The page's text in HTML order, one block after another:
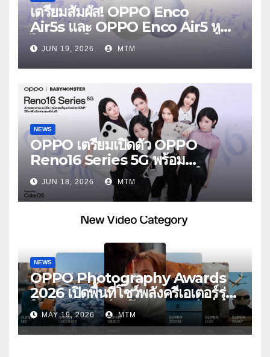
เตรียมสัมผัส! OPPO Enco
Air5s และ OPPO Enco Air5 หูฟัง
ไร้สายรุ่นใหม่ล่าสุด มาพร้อมระบบ
ตัดเสียงรบกวน เบาสบายเหมือนไม่ได้
ใส่
JUN 19, 2026 MTM
NEWS
OPPO เตรียมเปิดตัว OPPO
Reno16 Series 5G พร้อม
ประกาศ BABYMONSTER ใน
ฐานะ Reno Girls ชวนสัมผัส
ประสบการณ์ถ่ายภาพมุมกว้างพิเศษที่
อัปเกรดไปอีกขั้น กับ 4 สี 4 เทรนดี้
JUN 18, 2026 MTM
NEWS
OPPO Photography Awards
2026 เปิดพื้นที่โชว์พลังครีเอเตอร์รุ่น
ใหม่ รับเทรนด์วิดีโอคอนเทนต์ เพิ่ม
หมวด “Super Video” ครั้งแรก
MAY 19, 2026 MTM